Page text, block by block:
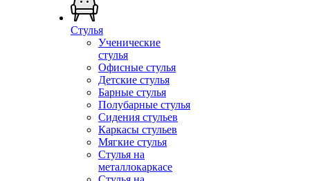
Стулья
Ученические
стулья
Офисные стулья
Детские стулья
Барные стулья
Полубарные стулья
Сидения стульев
Каркасы стульев
Мягкие стулья
Стулья на
металлокаркасе